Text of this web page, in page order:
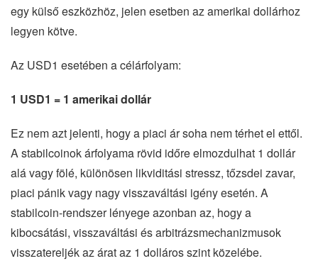
egy külső eszközhöz, jelen esetben az amerikai dollárhoz
legyen kötve.
Az USD1 esetében a célárfolyam:
1 USD1 = 1 amerikai dollár
Ez nem azt jelenti, hogy a piaci ár soha nem térhet el ettől.
A stabilcoinok árfolyama rövid időre elmozdulhat 1 dollár
alá vagy fölé, különösen likviditási stressz, tőzsdei zavar,
piaci pánik vagy nagy visszaváltási igény esetén. A
stabilcoin-rendszer lényege azonban az, hogy a
kibocsátási, visszaváltási és arbitrázsmechanizmusok
visszatereljék az árat az 1 dolláros szint közelébe.